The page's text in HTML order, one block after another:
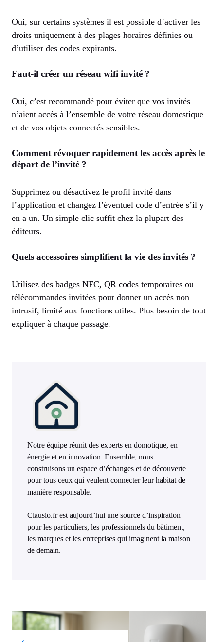
Oui, sur certains systèmes il est possible d’activer les
droits uniquement à des plages horaires définies ou
d’utiliser des codes expirants.
Faut-il créer un réseau wifi invité ?
Oui, c’est recommandé pour éviter que vos invités
n’aient accès à l’ensemble de votre réseau domestique
et de vos objets connectés sensibles.
Comment révoquer rapidement les accès après le
départ de l’invité ?
Supprimez ou désactivez le profil invité dans
l’application et changez l’éventuel code d’entrée s’il y
en a un. Un simple clic suffit chez la plupart des
éditeurs.
Quels accessoires simplifient la vie des invités ?
Utilisez des badges NFC, QR codes temporaires ou
télécommandes invitées pour donner un accès non
intrusif, limité aux fonctions utiles. Plus besoin de tout
expliquer à chaque passage.
Notre équipe réunit des experts en domotique, en
énergie et en innovation. Ensemble, nous
construisons un espace d’échanges et de découverte
pour tous ceux qui veulent connecter leur habitat de
manière responsable.
Clausio.fr est aujourd’hui une source d’inspiration
pour les particuliers, les professionnels du bâtiment,
les marques et les entreprises qui imaginent la maison
de demain.